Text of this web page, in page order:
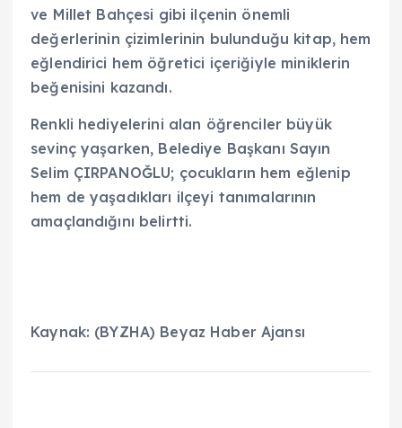
ve Millet Bahçesi gibi ilçenin önemli
değerlerinin çizimlerinin bulunduğu kitap, hem
eğlendirici hem öğretici içeriğiyle miniklerin
beğenisini kazandı.
Renkli hediyelerini alan öğrenciler büyük
sevinç yaşarken, Belediye Başkanı Sayın
Selim ÇIRPANOĞLU; çocukların hem eğlenip
hem de yaşadıkları ilçeyi tanımalarının
amaçlandığını belirtti.
Kaynak: (BYZHA) Beyaz Haber Ajansı